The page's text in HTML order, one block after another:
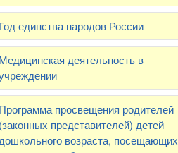
единства народов России
деятельность в
просвещения родителей
представителей) детей
возраста, посещающих